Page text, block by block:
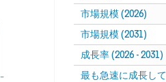
市場規模 (2026)
市場規模 (2031)
成長率 (2026 - 2031)
最も急速に成長し